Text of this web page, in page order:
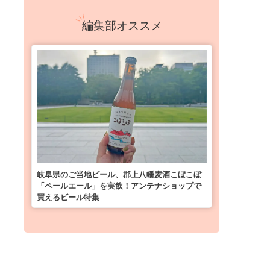
編集部オススメ
岐阜県のご当地ビール、郡上八幡麦酒こぼこぼ
「ペールエール」を実飲！アンテナショップで
買えるビール特集